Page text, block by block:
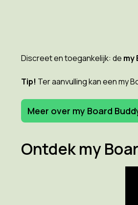
Discreet en toegankelijk: de my
Tip! Ter aanvulling kan een my
Meer over my Board
Ontdek my